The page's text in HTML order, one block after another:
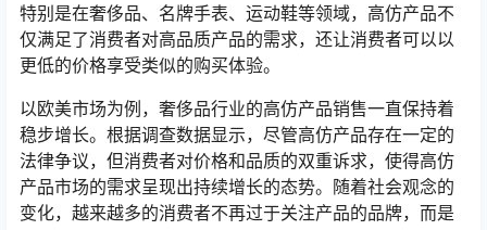
特别是在奢侈品、名牌手表、运动鞋等领域，高仿产品不
仅满足了消费者对高品质产品的需求，还让消费者可以以
更低的价格享受类似的购买体验。
以欧美市场为例，奢侈品行业的高仿产品销售一直保持着
稳步增长。根据调查数据显示，尽管高仿产品存在一定的
法律争议，但消费者对价格和品质的双重诉求，使得高仿
产品市场的需求呈现出持续增长的态势。随着社会观念的
变化，越来越多的消费者不再过于关注产品的品牌，而是